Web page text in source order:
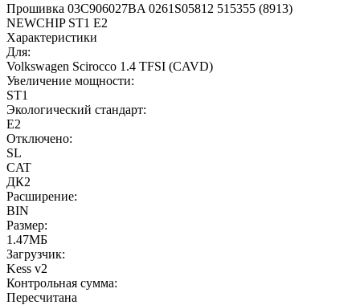
Прошивка 03C906027BA 0261S05812 515355 (8913)
NEWCHIP ST1 E2
Характеристики
Для:
Volkswagen Scirocco 1.4 TFSI (CAVD)
Увеличение мощности:
ST1
Экологический стандарт:
E2
Отключено:
SL
CAT
ДК2
Расширение:
BIN
Размер:
1.47МБ
Загрузчик:
Kess v2
Контрольная сумма:
Пересчитана